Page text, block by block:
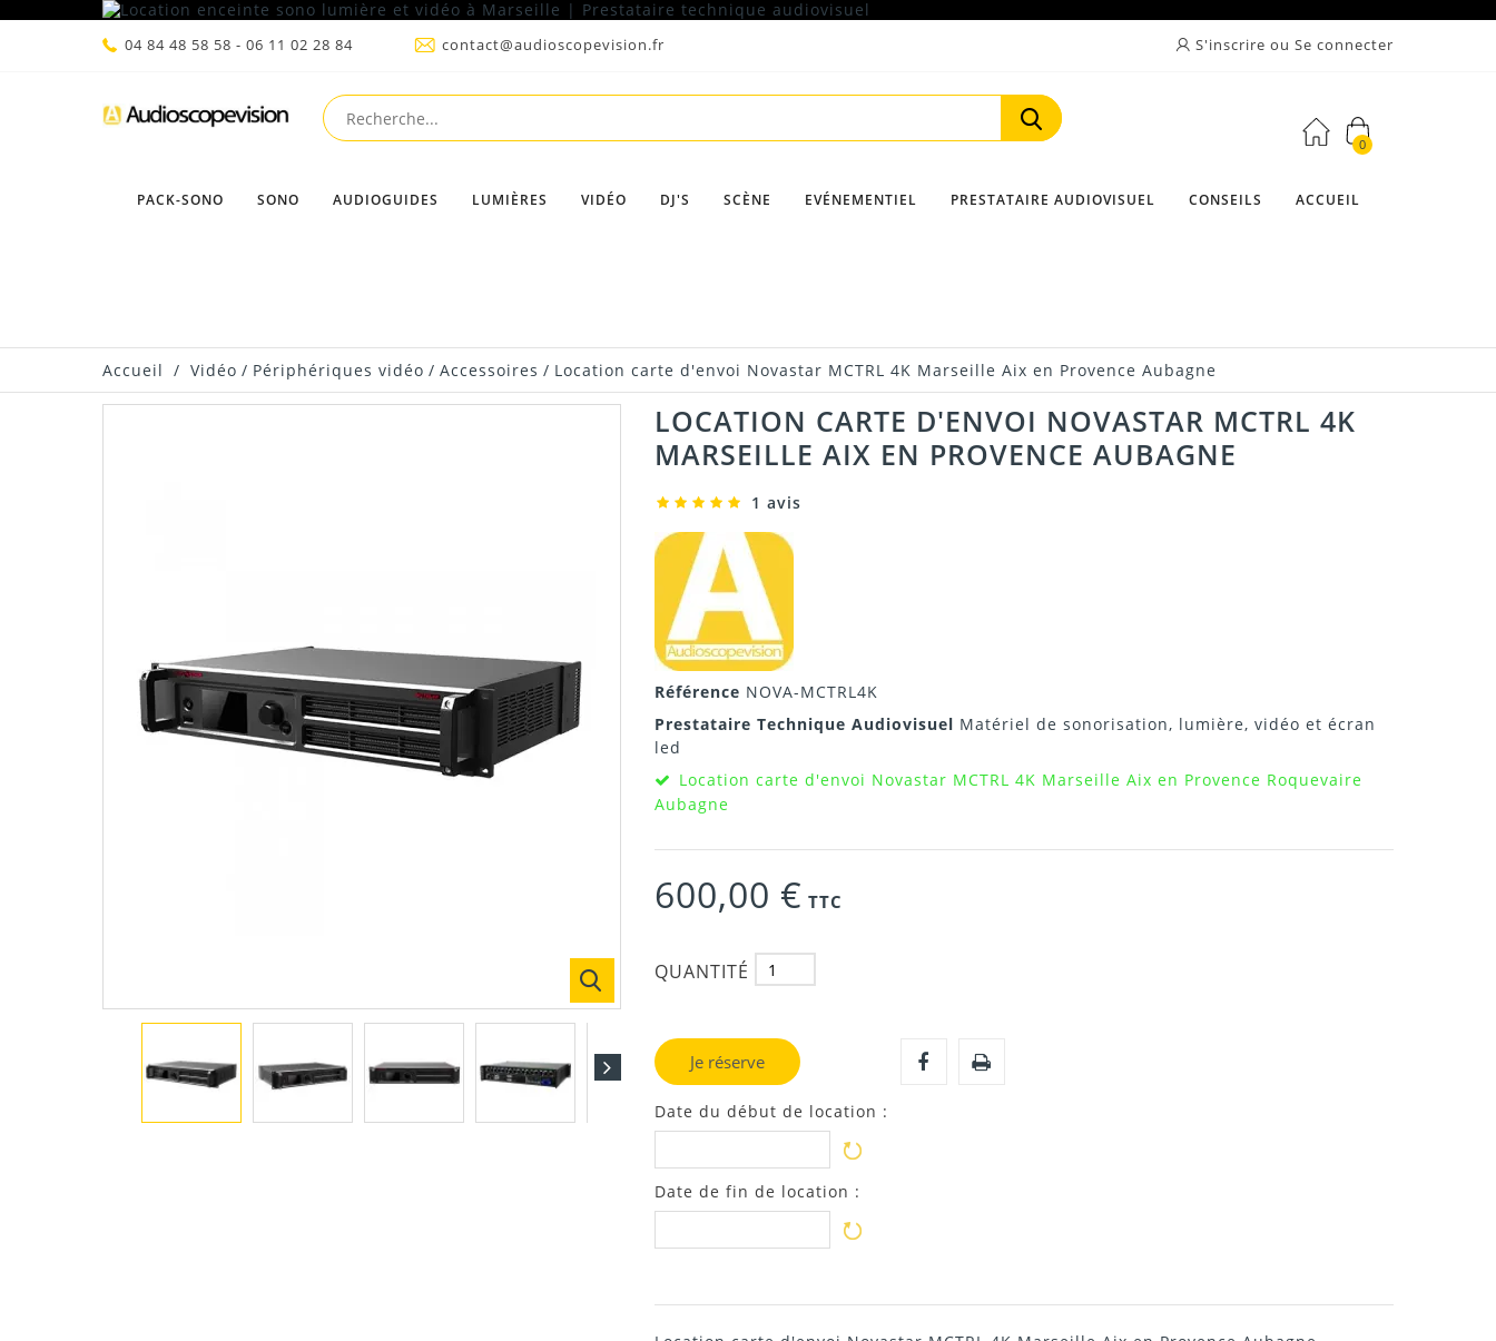
S'inscrire ou Se connecter
04 84 48 58 58 - 06 11 02 28 84 contact@audioscopevision.fr
0
PACK-SONO SONO AUDIOGUIDES LUMIÈRES VIDÉO DJ'S SCÈNE EVÉNEMENTIEL PRESTATAIRE AUDIOVISUEL CONSEILS ACCUEIL
Accueil / Vidéo / Périphériques vidéo / Accessoires / Location carte d'envoi Novastar MCTRL 4K Marseille Aix en Provence Aubagne
LOCATION CARTE D'ENVOI NOVASTAR MCTRL 4K
MARSEILLE AIX EN PROVENCE AUBAGNE
1 avis
Référence NOVA-MCTRL4K
Prestataire Technique Audiovisuel Matériel de sonorisation, lumière, vidéo et écran
led
Location carte d'envoi Novastar MCTRL 4K Marseille Aix en Provence Roquevaire
Aubagne
600,00 € TTC
QUANTITÉ
Je réserve
Date du début de location :
Date de fin de location :